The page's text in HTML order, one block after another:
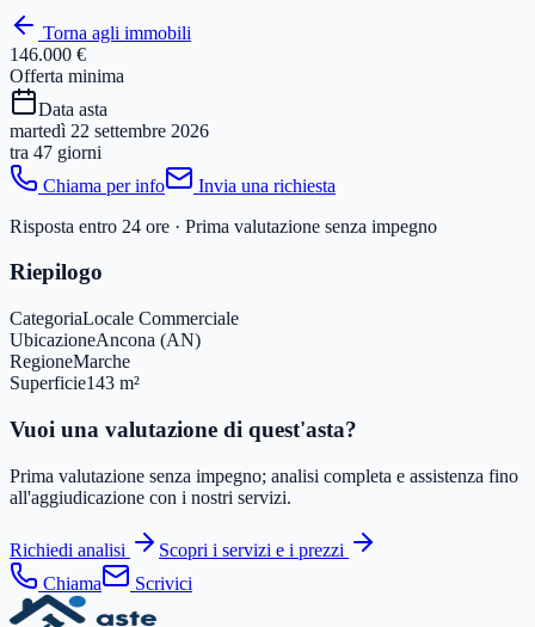
Torna agli immobili
146.000 €
Offerta minima
Data asta
martedì 22 settembre 2026
tra 47 giorni
Chiama per info
Invia una richiesta
Risposta entro 24 ore · Prima valutazione senza impegno
Riepilogo
CategoriaLocale Commerciale
UbicazioneAncona (AN)
RegioneMarche
Superficie143 m²
Vuoi una valutazione di quest'asta?
Prima valutazione senza impegno; analisi completa e assistenza fino
all'aggiudicazione con i nostri servizi.
Richiedi analisi
Scopri i servizi e i prezzi
Chiama
Scrivici